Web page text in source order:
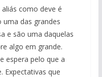
como deve é
uma das grandes
e são uma daquelas
algo em grande.
espera pelo que a
Expectativas que